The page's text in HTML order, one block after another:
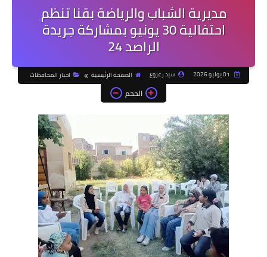
مديرية الشباب والرياضة بقنا تنظم
احتفالية 30 يونيو بمشاركة جريدة
الراصد 24
سيد زعزوع الصفحة الرئيسية اخبار المحافظات
الحجم